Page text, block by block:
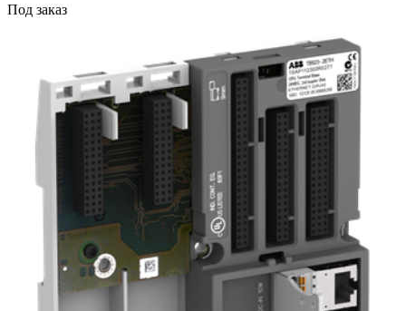
Под заказ